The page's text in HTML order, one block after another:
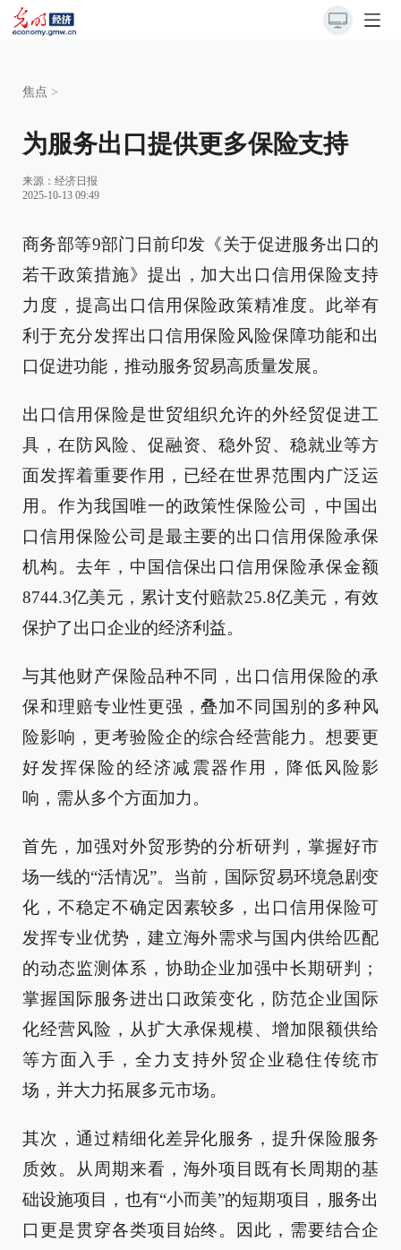
焦点 >
为服务出口提供更多保险支持
来源： 经济日报
2025-10-13 09:49
商务部等9部门日前印发《关于促进服务出口的
若干政策措施》提出，加大出口信用保险支持
力度，提高出口信用保险政策精准度。此举有
利于充分发挥出口信用保险风险保障功能和出
口促进功能，推动服务贸易高质量发展。
出口信用保险是世贸组织允许的外经贸促进工
具，在防风险、促融资、稳外贸、稳就业等方
面发挥着重要作用，已经在世界范围内广泛运
用。作为我国唯一的政策性保险公司，中国出
口信用保险公司是最主要的出口信用保险承保
机构。去年，中国信保出口信用保险承保金额
8744.3亿美元，累计支付赔款25.8亿美元，有效
保护了出口企业的经济利益。
与其他财产保险品种不同，出口信用保险的承
保和理赔专业性更强，叠加不同国别的多种风
险影响，更考验险企的综合经营能力。想要更
好发挥保险的经济减震器作用，降低风险影
响，需从多个方面加力。
首先，加强对外贸形势的分析研判，掌握好市
场一线的“活情况”。当前，国际贸易环境急剧变
化，不稳定不确定因素较多，出口信用保险可
发挥专业优势，建立海外需求与国内供给匹配
的动态监测体系，协助企业加强中长期研判；
掌握国际服务进出口政策变化，防范企业国际
化经营风险，从扩大承保规模、增加限额供给
等方面入手，全力支持外贸企业稳住传统市
场，并大力拓展多元市场。
其次，通过精细化差异化服务，提升保险服务
质效。从周期来看，海外项目既有长周期的基
础设施项目，也有“小而美”的短期项目，服务出
口更是贯穿各类项目始终。因此，需要结合企